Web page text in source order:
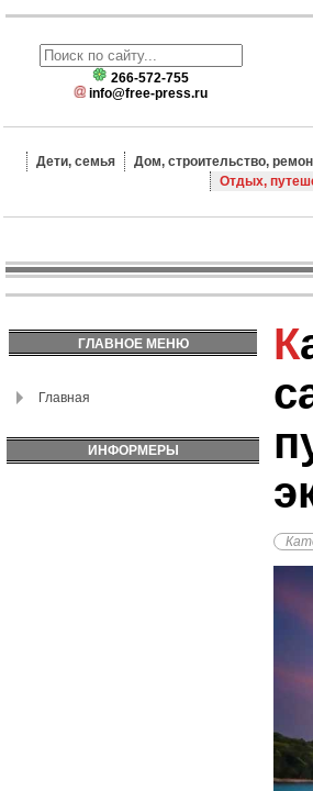
266-572-755
info@free-press.ru
Дети, семья Дом, строительство,
Отдых,
ГЛАВНОЕ МЕНЮ
Главная
ИНФОРМЕРЫ
Как организовать